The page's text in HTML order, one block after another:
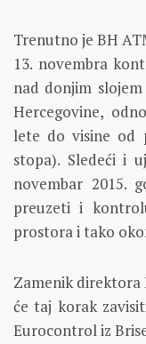
Trenutno je BH
13. novembra
nad donjim
Hercegovine,
lete do visine od
stopa). Sledeći i
novembar 2015.
preuzeti i
prostora i tako
Zamenik direktora
će taj korak
Eurocontrol iz